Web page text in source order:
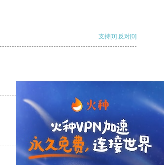
支持[0] 反对[0]
支持 [0] 反对 [0]